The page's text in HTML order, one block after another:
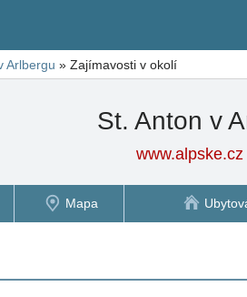
Arlbergu » Zajímavosti v okolí
St. Anton v
www.alpske.cz
Mapa